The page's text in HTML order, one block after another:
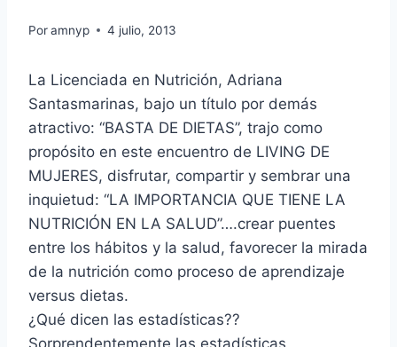
Poramnyp 4 julio, 2013
La Licenciada en Nutrición, Adriana
Santasmarinas, bajo un título por demás
atractivo: “BASTA DE DIETAS”, trajo como
propósito en este encuentro de LIVING DE
MUJERES, disfrutar, compartir y sembrar una
inquietud: “LA IMPORTANCIA QUE TIENE LA
NUTRICIÓN EN LA SALUD”….crear puentes
entre los hábitos y la salud, favorecer la mirada
de la nutrición como proceso de aprendizaje
versus dietas.
¿Qué dicen las estadísticas??
Sorprendentemente las estadísticas